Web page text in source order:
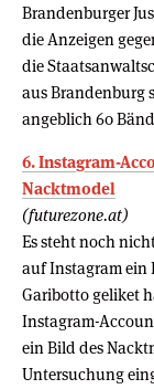
Brandenburger
die Anzeigen
die
aus Brandenburg
angeblich 60
6. Instagram-
Nacktmodel
(futurezone.at)
Es steht noch
auf Instagram ein
Garibotto geliket
Instagram-
ein Bild des
Untersuchung